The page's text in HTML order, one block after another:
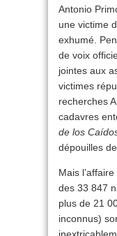
Antonio
une victime
exhumé.
de voix
jointes aux
victimes
recherches
cadavres
de los
dépouilles
Mais
des 33 847
plus de 21
inconnus)